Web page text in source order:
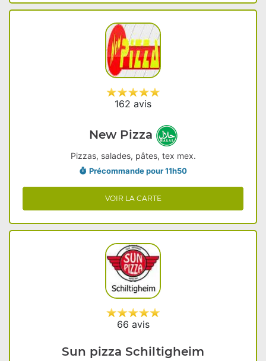
162 avis
New Pizza
Pizzas, salades, pâtes, tex mex.
Précommande pour 11h50
VOIR LA CARTE
66 avis
Sun pizza Schiltigheim